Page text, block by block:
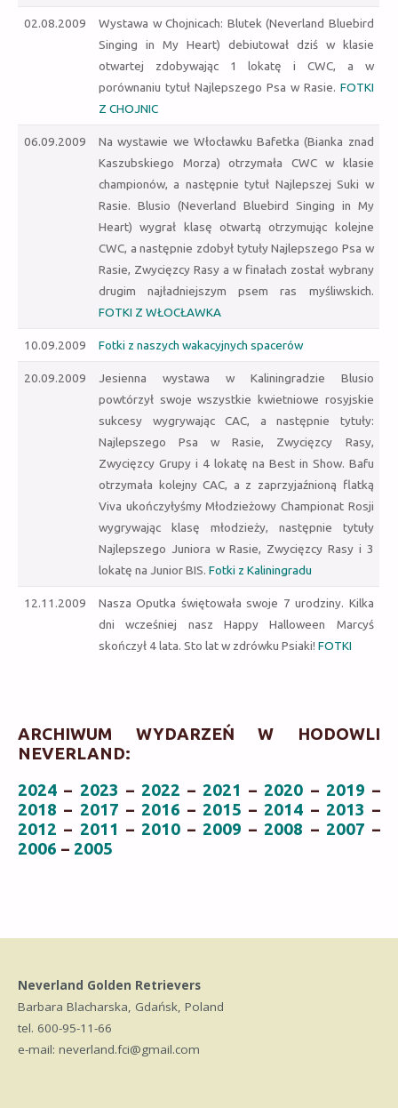
02.08.2009
Wystawa w Chojnicach: Blutek (Neverland Bluebird
Singing in My Heart) debiutował dziś w klasie
otwartej zdobywając 1 lokatę i CWC, a w
porównaniu tytuł Najlepszego Psa w Rasie. FOTKI
Z CHOJNIC
06.09.2009
Na wystawie we Włocławku Bafetka (Bianka znad
Kaszubskiego Morza) otrzymała CWC w klasie
championów, a następnie tytuł Najlepszej Suki w
Rasie. Blusio (Neverland Bluebird Singing in My
Heart) wygrał klasę otwartą otrzymując kolejne
CWC, a następnie zdobył tytuły Najlepszego Psa w
Rasie, Zwycięzcy Rasy a w finałach został wybrany
drugim najładniejszym psem ras myśliwskich.
FOTKI Z WŁOCŁAWKA
10.09.2009 Fotki z naszych wakacyjnych spacerów
20.09.2009
Jesienna wystawa w Kaliningradzie Blusio
powtórzył swoje wszystkie kwietniowe rosyjskie
sukcesy wygrywając CAC, a następnie tytuły:
Najlepszego Psa w Rasie, Zwycięzcy Rasy,
Zwycięzcy Grupy i 4 lokatę na Best in Show. Bafu
otrzymała kolejny CAC, a z zaprzyjaźnioną flatką
Viva ukończyłyśmy Młodzieżowy Championat Rosji
wygrywając klasę młodzieży, następnie tytuły
Najlepszego Juniora w Rasie, Zwycięzcy Rasy i 3
lokatę na Junior BIS. Fotki z Kaliningradu
12.11.2009
Nasza Oputka świętowała swoje 7 urodziny. Kilka
dni wcześniej nasz Happy Halloween Marcyś
skończył 4 lata. Sto lat w zdrówku Psiaki! FOTKI
ARCHIWUM WYDARZEŃ W HODOWLI
NEVERLAND:
2024 – 2023 – 2022 –2021 –2020 – 2019 –
2018 – 2017 – 2016 –2015 –2014 – 2013 –
2012 – 2011 – 2010–2009 –2008 – 2007 –
2006 –2005
Neverland Golden Retrievers
Barbara Blacharska, Gdańsk, Poland
tel. 600-95-11-66
e-mail: neverland.fci@gmail.com